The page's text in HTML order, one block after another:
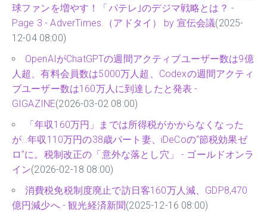
球ファンを増やす！「パテレ｣のデジマ戦略とは？ -
Page 3 - AdverTimes.（アドタイ） by 宣伝会議(2025-
12-04 08:00)
OpenAIがChatGPTの週間アクティブユーザー数は9億
人超、有料会員数は5000万人超、Codexの週間アクティ
ブユーザー数は160万人に到達したと発表 -
GIGAZINE(2026-03-02 08:00)
「年収160万円」までは所得税がかからなくなった
が…年収110万円の38歳パート妻、iDeCoの“節税効果ゼ
ロ”に。税制改正の「意外な落とし穴」 - ゴールドオンラ
イン(2026-02-18 08:00)
消費税免税制度廃止で訪日客160万人減、GDP8,470
億円減少へ - 観光経済新聞(2025-12-16 08:00)